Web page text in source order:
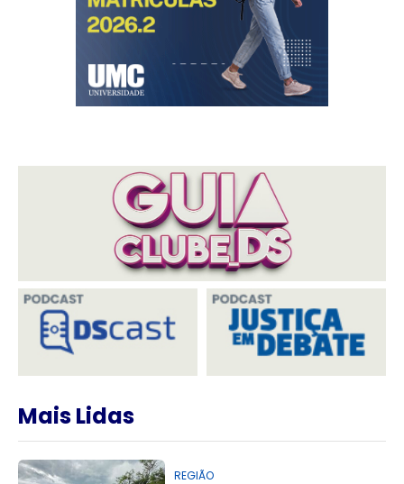
Mais Lidas
REGIÃO